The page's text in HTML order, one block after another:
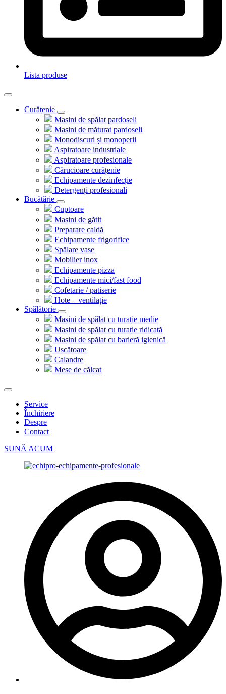
Lista produse
Curățenie
Mașini de spălat pardoseli
Mașini de măturat pardoseli
Monodiscuri și monoperii
Aspiratoare industriale
Aspiratoare profesionale
Cărucioare curățenie
Echipamente dezinfecție
Detergenți profesionali
Bucătărie
Cuptoare
Mașini de gătit
Preparare caldă
Echipamente frigorifice
Spălare vase
Mobilier inox
Echipamente pizza
Echipamente mici/fast food
Cofetarie / patiserie
Hote – ventilație
Spălătorie
Mașini de spălat cu turație medie
Mașini de spălat cu turație ridicată
Mașini de spălat cu barieră igienică
Uscătoare
Calandre
Mese de călcat
Service
Închiriere
Despre
Contact
SUNĂ ACUM